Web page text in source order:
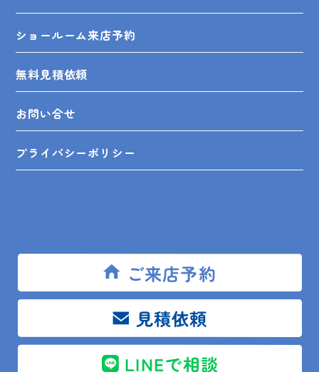
ご来店予約
見積依頼
LINEで相談
ショールーム来店予約
無料見積依頼
お問い合せ
プライバシーポリシー
木更津店 〒292-0055 木更津市朝日3-10-9
〒294-0054 館山市湊510-1
鴨川店 〒296-0001 鴨川市横渚283-1